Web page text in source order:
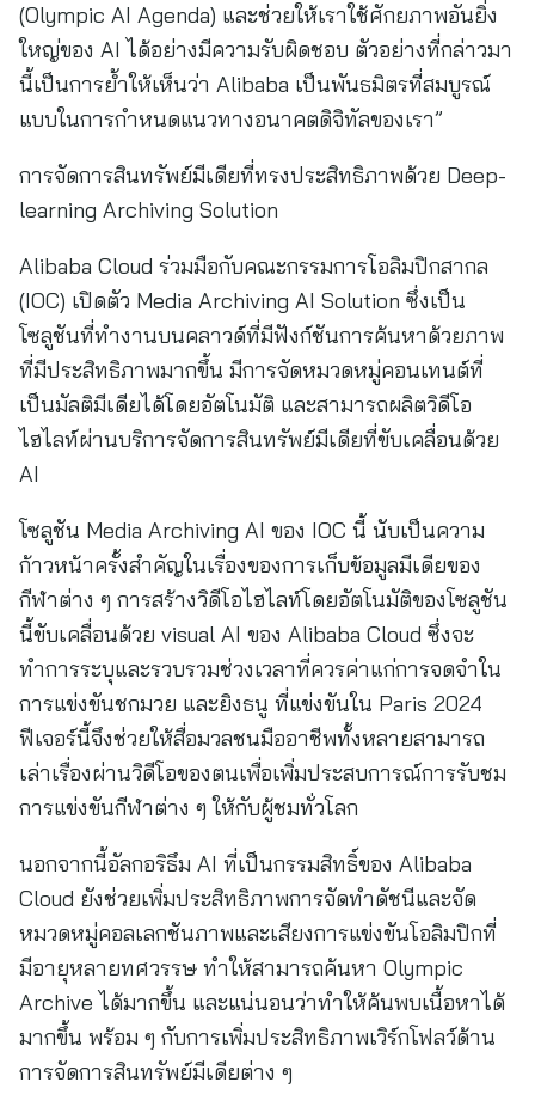
(Olympic AI Agenda) และช่วยให้เราใช้ศักยภาพอันยิ่ง
ใหญ่ของ AI ได้อย่างมีความรับผิดชอบ ตัวอย่างที่กล่าวมา
นี้เป็นการย้ำให้เห็นว่า Alibaba เป็นพันธมิตรที่สมบูรณ์
แบบในการกำหนดแนวทางอนาคตดิจิทัลของเรา”
การจัดการสินทรัพย์มีเดียที่ทรงประสิทธิภาพด้วย Deep-
learning Archiving Solution
Alibaba Cloud ร่วมมือกับคณะกรรมการโอลิมปิกสากล
(IOC) เปิดตัว Media Archiving AI Solution ซึ่งเป็น
โซลูชันที่ทำงานบนคลาวด์ที่มีฟังก์ชันการค้นหาด้วยภาพ
ที่มีประสิทธิภาพมากขึ้น มีการจัดหมวดหมู่คอนเทนต์ที่
เป็นมัลติมีเดียได้โดยอัตโนมัติ และสามารถผลิตวิดีโอ
ไฮไลท์ผ่านบริการจัดการสินทรัพย์มีเดียที่ขับเคลื่อนด้วย
AI
โซลูชัน Media Archiving AI ของ IOC นี้ นับเป็นความ
ก้าวหน้าครั้งสำคัญในเรื่องของการเก็บข้อมูลมีเดียของ
กีฬาต่าง ๆ การสร้างวิดีโอไฮไลท์โดยอัตโนมัติของโซลูชัน
นี้ขับเคลื่อนด้วย visual AI ของ Alibaba Cloud ซึ่งจะ
ทำการระบุและรวบรวมช่วงเวลาที่ควรค่าแก่การจดจำใน
การแข่งขันชกมวย และยิงธนู ที่แข่งขันใน Paris 2024
ฟีเจอร์นี้จึงช่วยให้สื่อมวลชนมืออาชีพทั้งหลายสามารถ
เล่าเรื่องผ่านวิดีโอของตนเพื่อเพิ่มประสบการณ์การรับชม
การแข่งขันกีฬาต่าง ๆ ให้กับผู้ชมทั่วโลก
นอกจากนี้อัลกอริธึม AI ที่เป็นกรรมสิทธิ์ของ Alibaba
Cloud ยังช่วยเพิ่มประสิทธิภาพการจัดทำดัชนีและจัด
หมวดหมู่คอลเลกชันภาพและเสียงการแข่งขันโอลิมปิกที่
มีอายุหลายทศวรรษ ทำให้สามารถค้นหา Olympic
Archive ได้มากขึ้น และแน่นอนว่าทำให้ค้นพบเนื้อหาได้
มากขึ้น พร้อม ๆ กับการเพิ่มประสิทธิภาพเวิร์กโฟลว์ด้าน
การจัดการสินทรัพย์มีเดียต่าง ๆ